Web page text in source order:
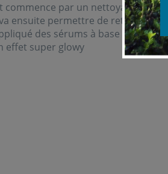
commence par un nettoyage de la
ensuite permettre de retirer tous
des sérums à base de
effet super glowy